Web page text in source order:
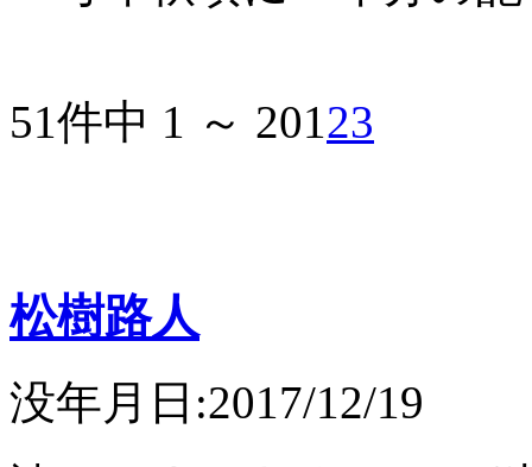
51件中 1 ～ 20123
松樹路人
没年月日:2017/12/19